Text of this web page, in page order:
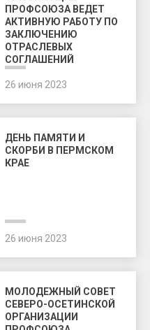
ПРОФСОЮЗА ВЕДЕТ
АКТИВНУЮ РАБОТУ ПО
ЗАКЛЮЧЕНИЮ
ОТРАСЛЕВЫХ
СОГЛАШЕНИЙ
26 июня 2023
ДЕНЬ ПАМЯТИ И
СКОРБИ В ПЕРМСКОМ
КРАЕ
26 июня 2023
МОЛОДЕЖНЫЙ СОВЕТ
СЕВЕРО-ОСЕТИНСКОЙ
ОРГАНИЗАЦИИ